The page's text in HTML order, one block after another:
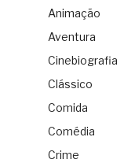
Animação
Aventura
Cinebiografia
Clássico
Comida
Comédia
Crime